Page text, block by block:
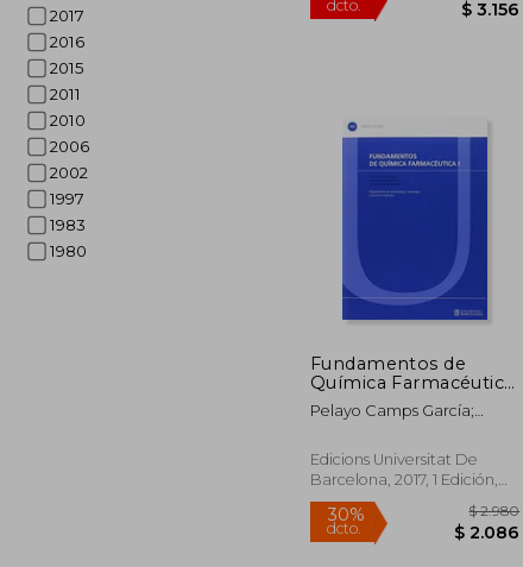
2017
2016
2015
2011
2010
2006
2002
1997
1983
1980
Fundamentos de
Química Farmacéutica
iPelayo Camps García;
Carmen Escolano Mirón
Edicions Universitat De
Barcelona, 2017, 1 Edición,
Tapa Blanda, Nuevo